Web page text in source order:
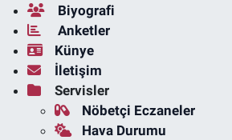
Biyografi
Anketler
Künye
İletişim
Servisler
Nöbetçi Eczaneler
Hava Durumu